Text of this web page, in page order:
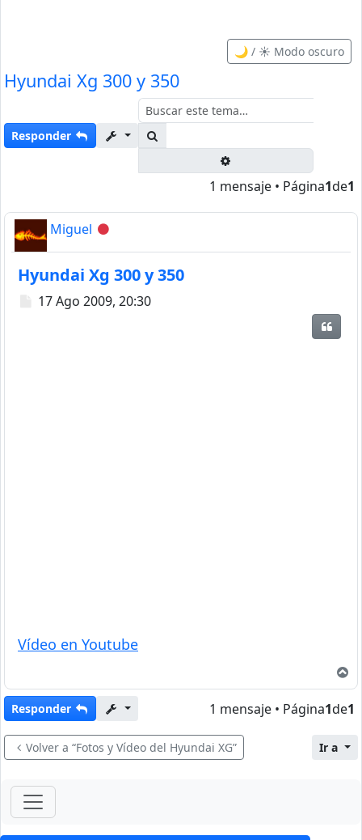
🌙 / ☀️ Modo oscuro
Hyundai Xg 300 y 350
Responder
1 mensaje • Página1de1
Miguel Desconectado
Hyundai Xg 300 y 350
Mensaje
17 Ago 2009, 20:30
Vídeo en Youtube
Responder 1 mensaje • Página1de1
Volver a “Fotos y Vídeo del Hyundai XG” Ir a